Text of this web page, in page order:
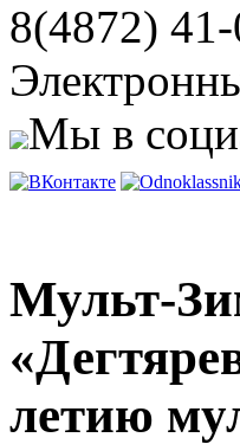
8(4872)
Мы в
Мульт-
летию